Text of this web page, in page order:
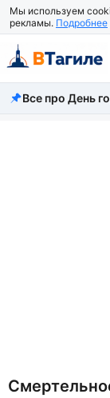
Мы используем
рекламы. Подробнее
Все новости
Все про День